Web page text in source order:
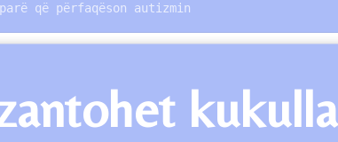
që përfaqëson autizmin